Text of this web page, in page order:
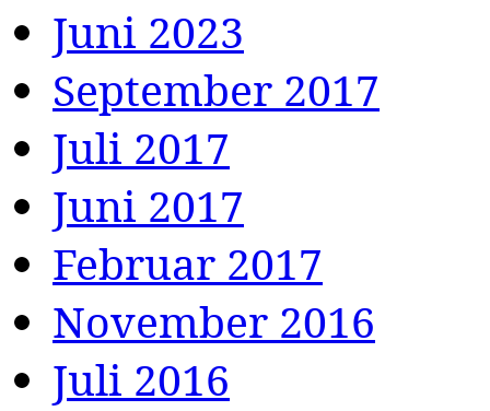
Juni 2023
September 2017
Juli 2017
Juni 2017
Februar 2017
November 2016
Juli 2016